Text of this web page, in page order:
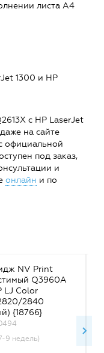
листа А4
1300 и HP
с HP LaserJet
на сайте
официальной
под заказ,
и
онлайн и по
NV Print
Q3960A
LJ Color
2840
{18766}
9 недель)